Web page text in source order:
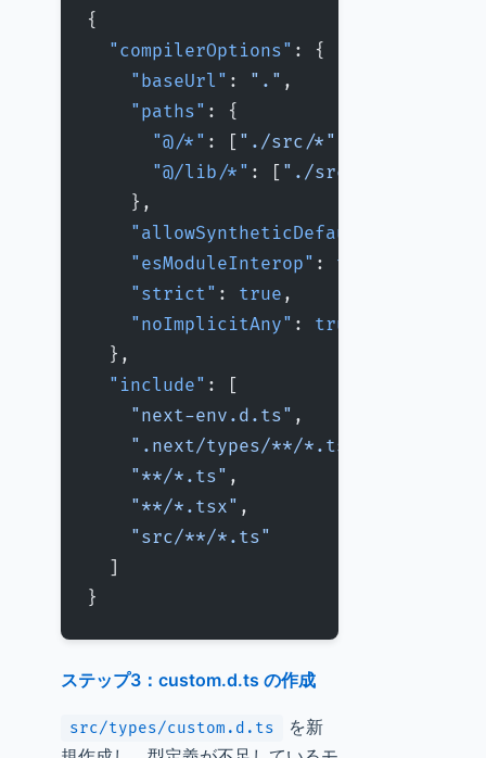
{
  "compilerOptions"
: {
    "baseUrl"
: "." ,
    "paths"
: {
      "@/*"
: [ "./src/*"
      "@/lib/*"
: [ "./src/lib/*"
    },
    "allowSyntheticDefaultImports"
    "esModuleInterop"
: true
    "strict"
: true ,
    "noImplicitAny"
: true
  },
  "include"
: [
    "next-env.d.ts"
,
    ".next/types/**/*.ts"
    "**/*.ts"
,
    "**/*.tsx"
,
    "src/**/*.ts"
  ]
}
ステップ3：custom.d.ts の作成
src/types/custom.d.ts
を新